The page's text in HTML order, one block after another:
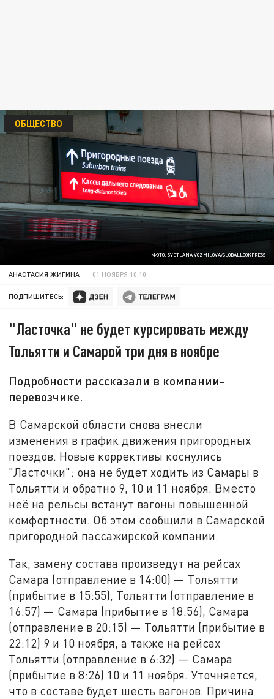
ФОТО: SVETLANA VOZMILOVA/GLOBALLOOKPRESS
ОБЩЕСТВО
АНАСТАСИЯ ЖИГИНА 01 НОЯБРЯ 10:10
ПОДПИШИТЕСЬ:
"Ласточка" не будет курсировать между
Тольятти и Самарой три дня в ноябре
Подробности рассказали в компании-
перевозчике.
В Самарской области снова внесли
изменения в график движения пригородных
поездов. Новые коррективы коснулись
"Ласточки": она не будет ходить из Самары в
Тольятти и обратно 9, 10 и 11 ноября. Вместо
неё на рельсы встанут вагоны повышенной
комфортности. Об этом сообщили в Самарской
пригородной пассажирской компании.
Так, замену состава произведут на рейсах
Самара (отправление в 14:00) — Тольятти
(прибытие в 15:55), Тольятти (отправление в
16:57) — Самара (прибытие в 18:56), Самара
(отправление в 20:15) — Тольятти (прибытие в
22:12) 9 и 10 ноября, а также на рейсах
Тольятти (отправление в 6:32) — Самара
(прибытие в 8:26) 10 и 11 ноября. Уточняется,
что в составе будет шесть вагонов. Причина